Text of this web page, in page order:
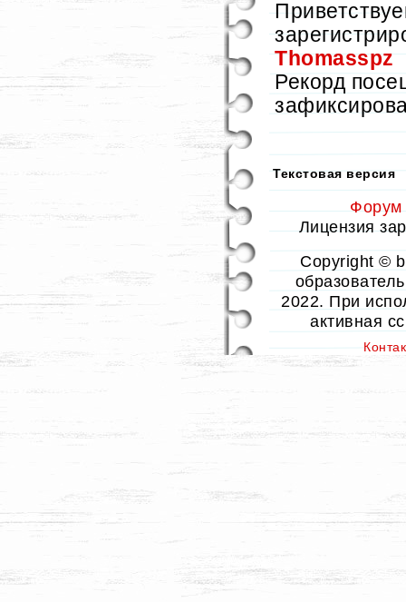
Thomasspz
Рекорд
Текстовая версия
Форум
Лицензия
Copyright ©
2022. При
активная